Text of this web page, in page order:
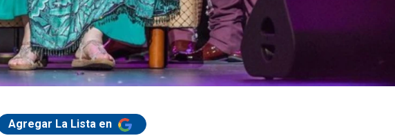
Agregar La Lista en